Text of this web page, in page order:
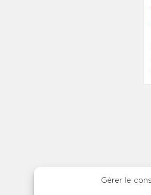
Gérer le